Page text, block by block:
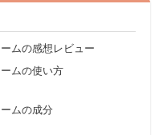
ムの感想レビュー
ムの使い方
ムの成分